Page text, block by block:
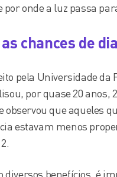
onde a luz passa
chances de
pela Universidade da
por quase 20 anos,
observou que aqueles
estavam menos
diversos benefícios, é